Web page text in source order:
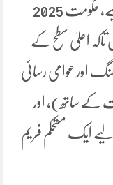
اینٹی کرپشن فریم ورک کو مؤثر بنانے کے لیے، حکومت 2025
اعلیٰ سطح کے
اور عوامی رسائی
کے ساتھ)، اور
ایک مستحکم فریم